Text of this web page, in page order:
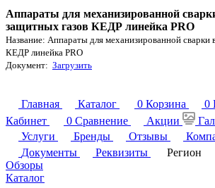
Аппараты для механизированной
защитных газов КЕДР линейка PRO
Название: Аппараты для механизированной сварки
КЕДР линейка PRO
Документ: Загрузить
Главная Каталог 0 Корзина 0
Кабинет
0 Сравнение Акции
Услуги
Бренды Отзывы
Документы
Реквизиты Регион
Обзоры
Каталог